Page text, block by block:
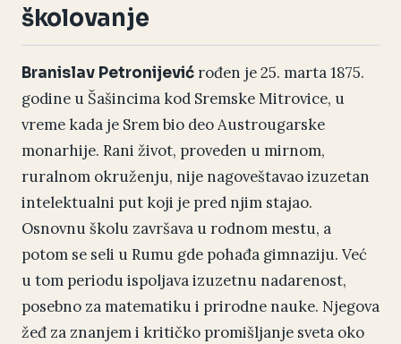
školovanje
Branislav Petronijević rođen je 25. marta 1875.
godine u Šašincima kod Sremske Mitrovice, u
vreme kada je Srem bio deo Austrougarske
monarhije. Rani život, proveden u mirnom,
ruralnom okruženju, nije nagoveštavao izuzetan
intelektualni put koji je pred njim stajao.
Osnovnu školu završava u rodnom mestu, a
potom se seli u Rumu gde pohađa gimnaziju. Već
u tom periodu ispoljava izuzetnu nadarenost,
posebno za matematiku i prirodne nauke. Njegova
žeđ za znanjem i kritičko promišljanje sveta oko